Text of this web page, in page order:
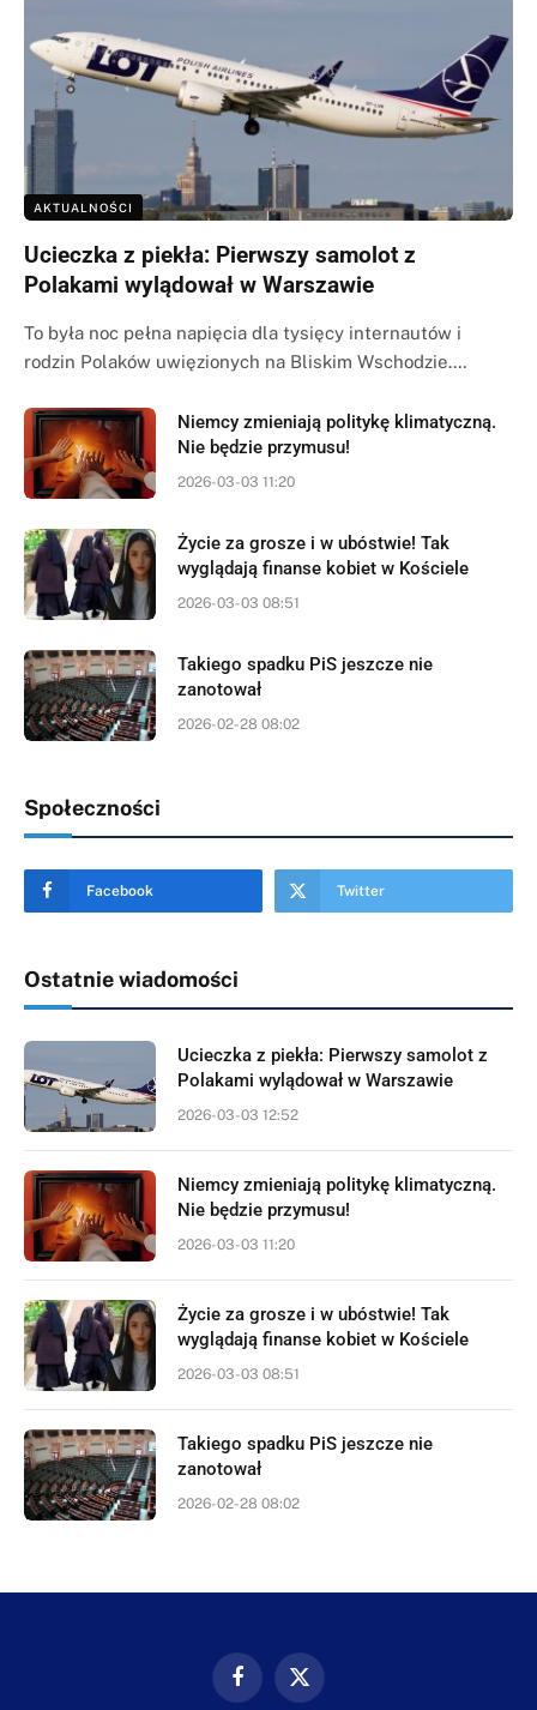
AKTUALNOŚCI
Ucieczka z piekła: Pierwszy samolot z
Polakami wylądował w Warszawie
To była noc pełna napięcia dla tysięcy internautów i
rodzin Polaków uwięzionych na Bliskim Wschodzie.…
Niemcy zmieniają politykę klimatyczną.
Nie będzie przymusu!
2026-03-03 11:20
Życie za grosze i w ubóstwie! Tak
wyglądają finanse kobiet w Kościele
2026-03-03 08:51
Takiego spadku PiS jeszcze nie
zanotował
2026-02-28 08:02
Społeczności
Facebook Twitter
Ostatnie wiadomości
Ucieczka z piekła: Pierwszy samolot z
Polakami wylądował w Warszawie
2026-03-03 12:52
Niemcy zmieniają politykę klimatyczną.
Nie będzie przymusu!
2026-03-03 11:20
Życie za grosze i w ubóstwie! Tak
wyglądają finanse kobiet w Kościele
2026-03-03 08:51
Takiego spadku PiS jeszcze nie
zanotował
2026-02-28 08:02
FacebookX